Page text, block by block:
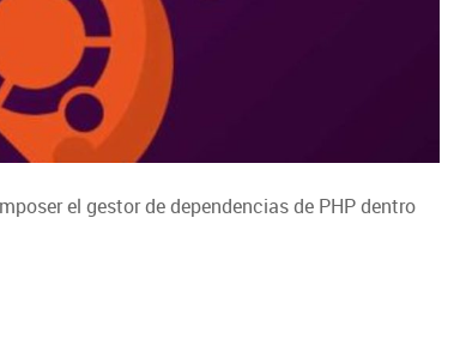
el gestor de dependencias de PHP dentro